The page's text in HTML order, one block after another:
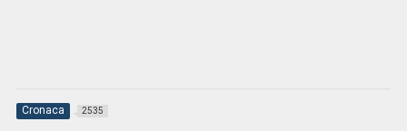
Cronaca 2535